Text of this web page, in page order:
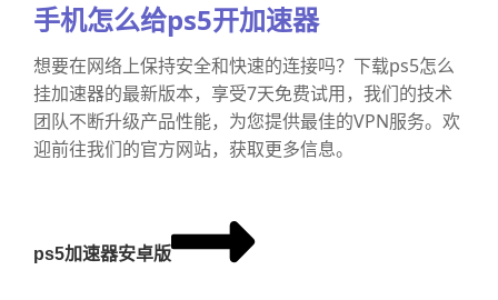
手机怎么给ps5开加速器
想要在网络上保持安全和快速的连接吗？下载ps5怎么
挂加速器的最新版本，享受7天免费试用，我们的技术
团队不断升级产品性能，为您提供最佳的VPN服务。欢
迎前往我们的官方网站，获取更多信息。
ps5加速器安卓版